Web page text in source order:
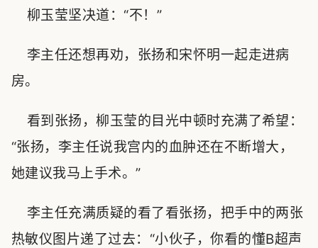
柳玉莹坚决道：“不！”
李主任还想再劝，张扬和宋怀明一起走进病
房。
看到张扬，柳玉莹的目光中顿时充满了希望：
“张扬，李主任说我宫内的血肿还在不断增大，
她建议我马上手术。”
李主任充满质疑的看了看张扬，把手中的两张
热敏仪图片递了过去：“小伙子，你看的懂B超声